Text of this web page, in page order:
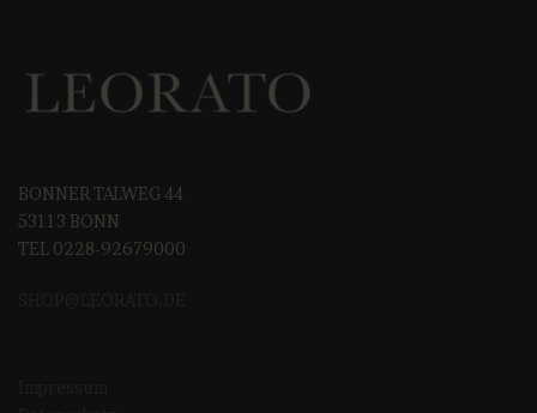
BONNER TALWEG 44
53113 BONN
TEL 0228-92679000